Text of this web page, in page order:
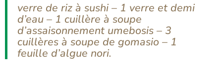
verre de riz à sushi – 1 verre et demi
d’eau – 1 cuillère à soupe
d’assaisonnement umebosis – 3
cuillères à soupe de gomasio – 1
feuille d’algue nori.